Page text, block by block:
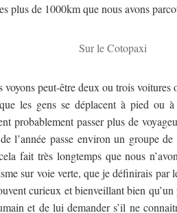
plus de 1000km que nous avons
Sur le Cotopaxi
peut-être deux ou trois
les gens se déplacent à pied ou
probablement passer plus de
l’année passe environ un groupe
fait très longtemps que nous
sur voie verte, que je définirais par
curieux et bienveillant bien
et de lui demander s’il ne